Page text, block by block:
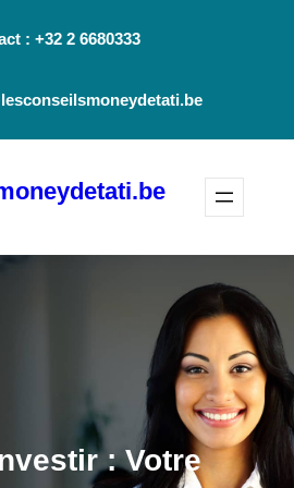
: +32 2 6680333
: Votre